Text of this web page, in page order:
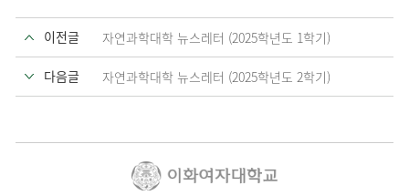
이전글 자연과학대학 뉴스레터 (2025학년도 1학기)
다음글 자연과학대학 뉴스레터 (2025학년도 2학기)